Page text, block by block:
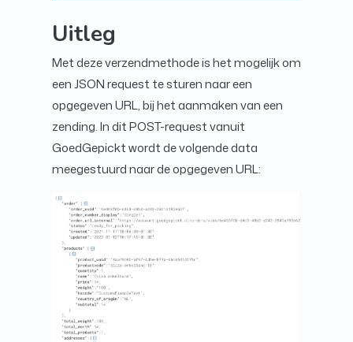
Uitleg
Met deze verzendmethode is het mogelijk om
een JSON request te sturen naar een
opgegeven URL, bij het aanmaken van een
zending. In dit POST-request vanuit
GoedGepickt wordt de volgende data
meegestuurd naar de opgegeven URL: